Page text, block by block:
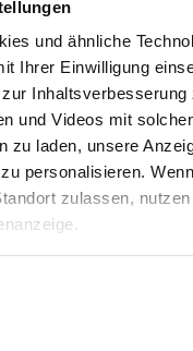
und ähnliche
Ihrer Einwilligung
Inhaltsverbesserung
und Videos mit
zu laden, unsere
personalisieren.
zulassen,
wie Ihre IP-Adresse
zusammen mit Daten
(BM) -
Betreuung nach
+